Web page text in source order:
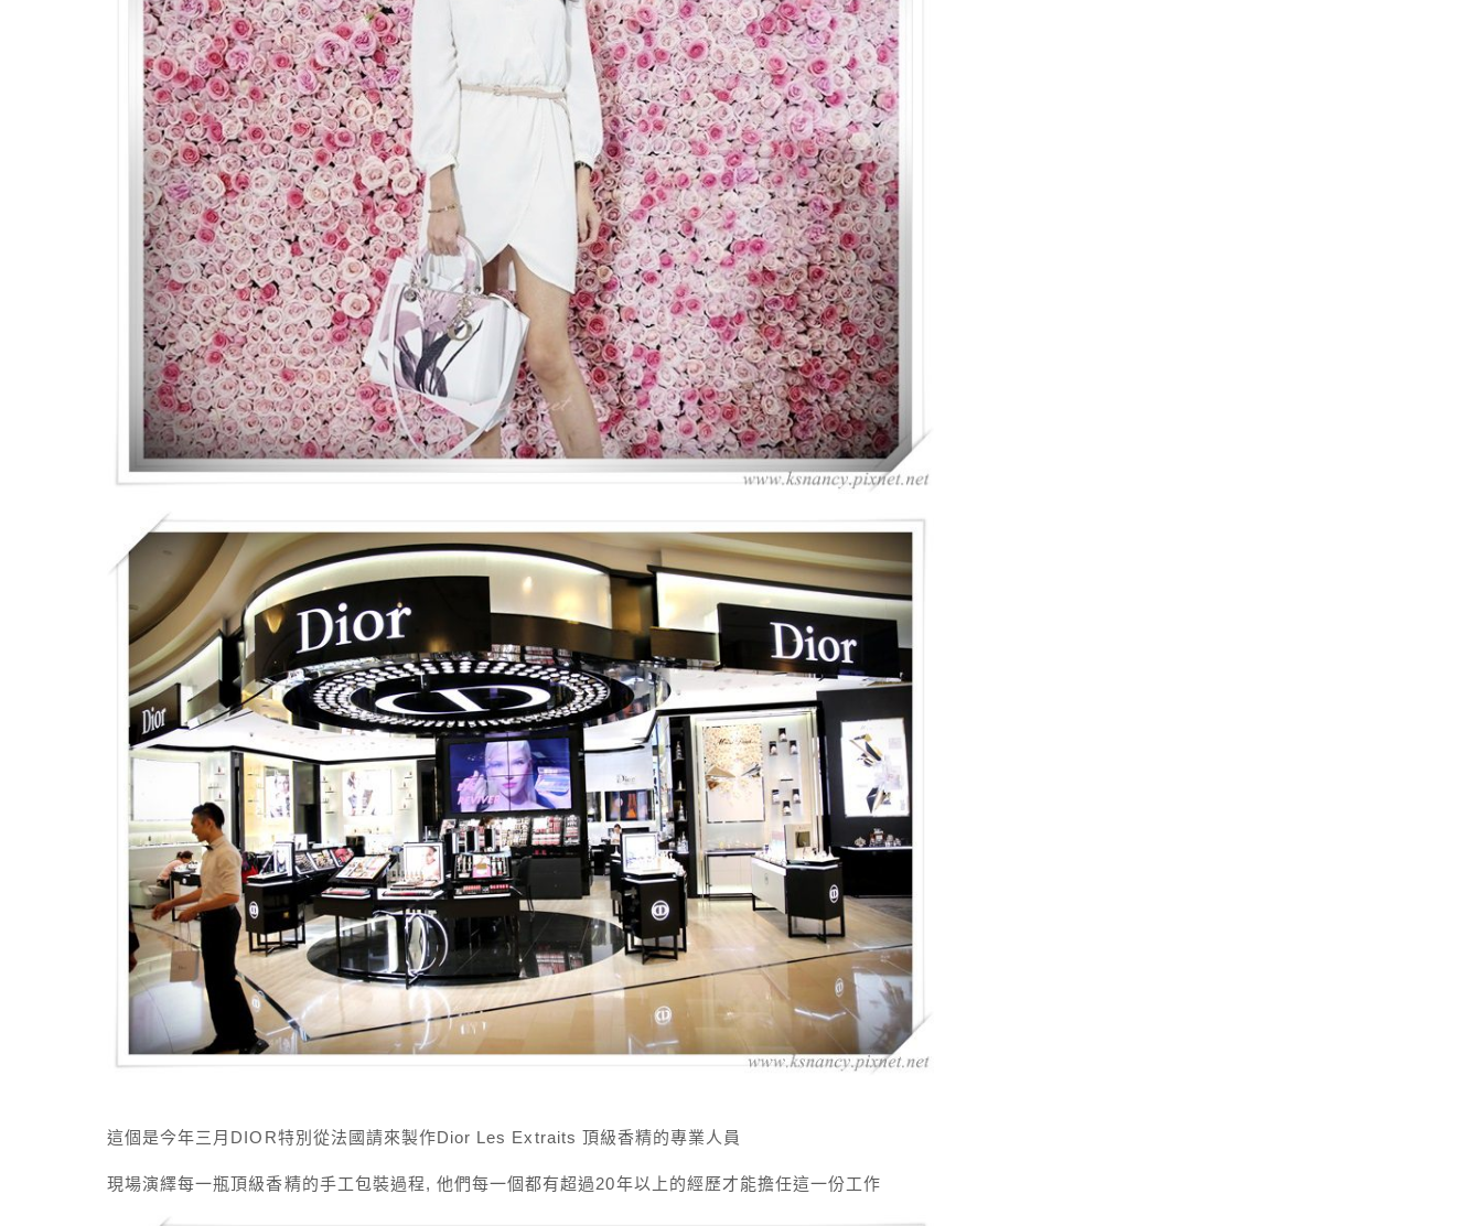
這個是今年三月DIOR特別從法國請來製作Dior Les Extraits 頂級香精的專業人員
現場演繹每一瓶頂級香精的手工包裝過程, 他們每一個都有超過20年以上的經歷才能擔任這一份工作